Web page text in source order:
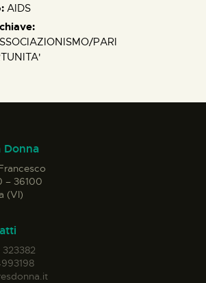
AIDS
PARI
Donna
– 36100
(VI)